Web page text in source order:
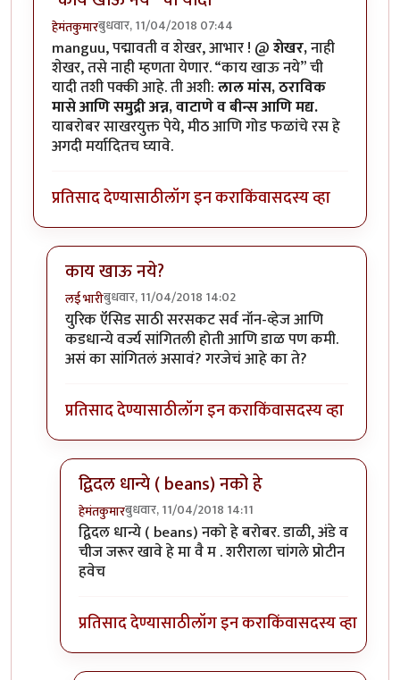
हेमंतकुमारबुधवार, 11/04/2018 07:44
manguu, पद्मावती व शेखर, आभार ! @शेखर,नाही
शेखर, तसे नाही म्हणता येणार. “काय खाऊ नये” ची
यादी तशी पक्की आहे. ती अशी:लाल मांस, ठराविक
मासे आणि समुद्री अन्न, वाटाणे व बीन्स आणि मद्य.
याबरोबर साखरयुक्त पेये, मीठ आणि गोड फळांचे रस हे
अगदी मर्यादितच घ्यावे.
प्रतिसाद देण्यासाठीलॉग इन कराकिंवासदस्य व्हा
काय खाऊ नये?
लई भारीबुधवार, 11/04/2018 14:02
In reply to"काय खाऊ नये” ची यादीbyहेमंतकुमार
युरिक ऍसिड साठी सरसकट सर्व नॉन-व्हेज आणि
कडधान्ये वर्ज्य सांगितली होती आणि डाळ पण कमी.
असं का सांगितलं असावं? गरजेचं आहे का ते?
प्रतिसाद देण्यासाठीलॉग इन कराकिंवासदस्य व्हा
द्विदल धान्ये ( beans) नको हे
हेमंतकुमारबुधवार, 11/04/2018 14:11
In reply toकाय खाऊ नये?byलई भारी
द्विदल धान्ये ( beans) नको हे बरोबर. डाळी, अंडे व
चीज जरूर खावे हे मा वै म . शरीराला चांगले प्रोटीन
हवेच
प्रतिसाद देण्यासाठीलॉग इन कराकिंवासदस्य व्हा